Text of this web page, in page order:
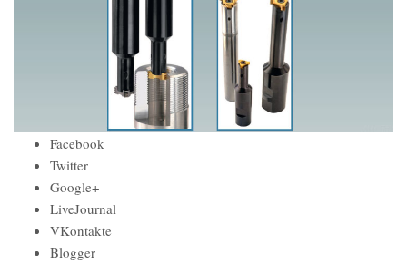
Facebook
Twitter
Google+
LiveJournal
VKontakte
Blogger